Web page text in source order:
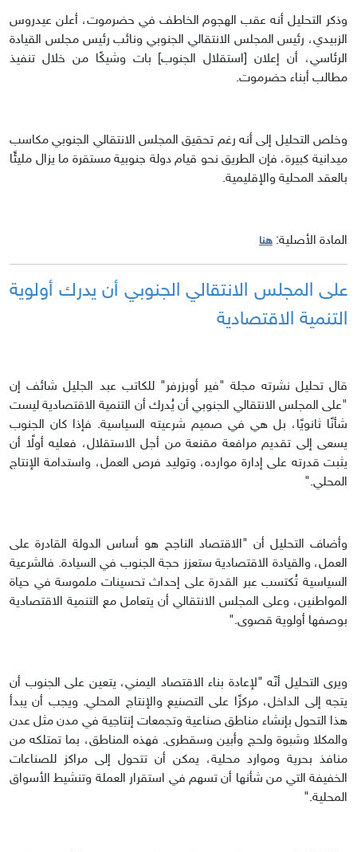
وذكر التحليل أنه عقب الهجوم الخاطف في حضرموت، أعلن عيدروس
الزبيدي، رئيس المجلس الانتقالي الجنوبي ونائب رئيس مجلس القيادة
الرئاسي، أن إعلان [استقلال الجنوب] بات وشيكًا من خلال تنفيذ
مطالب أبناء حضرموت.
وخلص التحليل إلى أنه رغم تحقيق المجلس الانتقالي الجنوبي مكاسب
ميدانية كبيرة، فإن الطريق نحو قيام دولة جنوبية مستقرة ما يزال مليئًا
بالعقد المحلية والإقليمية.
المادة الأصلية: هنا
على المجلس الانتقالي الجنوبي أن يدرك أولوية
التنمية الاقتصادية
قال تحليل نشرته مجلة "فير أوبزرفر" للكاتب عبد الجليل شائف إن
"على المجلس الانتقالي الجنوبي أن يُدرك أن التنمية الاقتصادية ليست
شأنًا ثانويًا، بل هي في صميم شرعيته السياسية. فإذا كان الجنوب
يسعى إلى تقديم مرافعة مقنعة من أجل الاستقلال، فعليه أولًا أن
يثبت قدرته على إدارة موارده، وتوليد فرص العمل، واستدامة الإنتاج
المحلي."
وأضاف التحليل أن "الاقتصاد الناجح هو أساس الدولة القادرة على
العمل، والقيادة الاقتصادية ستعزز حجة الجنوب في السيادة. فالشرعية
السياسية تُكتسب عبر القدرة على إحداث تحسينات ملموسة في حياة
المواطنين، وعلى المجلس الانتقالي أن يتعامل مع التنمية الاقتصادية
بوصفها أولوية قصوى."
ويرى التحليل أنّه "لإعادة بناء الاقتصاد اليمني، يتعين على الجنوب أن
يتجه إلى الداخل، مركزًا على التصنيع والإنتاج المحلي. ويجب أن يبدأ
هذا التحول بإنشاء مناطق صناعية وتجمعات إنتاجية في مدن مثل عدن
والمكلا وشبوة ولحج وأبين وسقطرى. فهذه المناطق، بما تمتلكه من
منافذ بحرية وموارد محلية، يمكن أن تتحول إلى مراكز للصناعات
الخفيفة التي من شأنها أن تسهم في استقرار العملة وتنشيط الأسواق
المحلية."